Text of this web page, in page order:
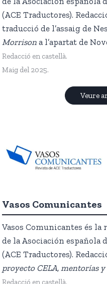
(ACE Traductores).
traducció de l’assaig de
Morrison a l’apartat de
Redacció en castellà.
Maig del 2025.
Veure
Vasos Comunicantes
Vasos Comunicantes és la
de la Asociación española
(ACE Traductores).
proyecto CELA, mentorías
Redacció en castellà.